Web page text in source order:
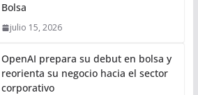
Bolsa
julio 15, 2026
OpenAI prepara su debut en bolsa y
reorienta su negocio hacia el sector
corporativo